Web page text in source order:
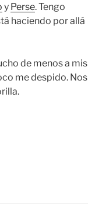
y Perse. Tengo
haciendo por allá
de menos a mis
me despido. Nos